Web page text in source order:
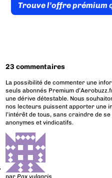
Trouve l’offre
23 commentaires
La possibilité de commenter une
seuls abonnés Premium
une dérive détestable. Nous
nos lecteurs puissent apporter une
l’intérêt de tous, sans craindre de
anonymes et vindicatifs.